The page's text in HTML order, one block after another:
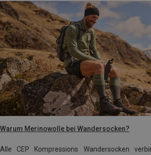
Warum Merinowolle bei Wandersocken?
Alle CEP Kompressions Wandersocken